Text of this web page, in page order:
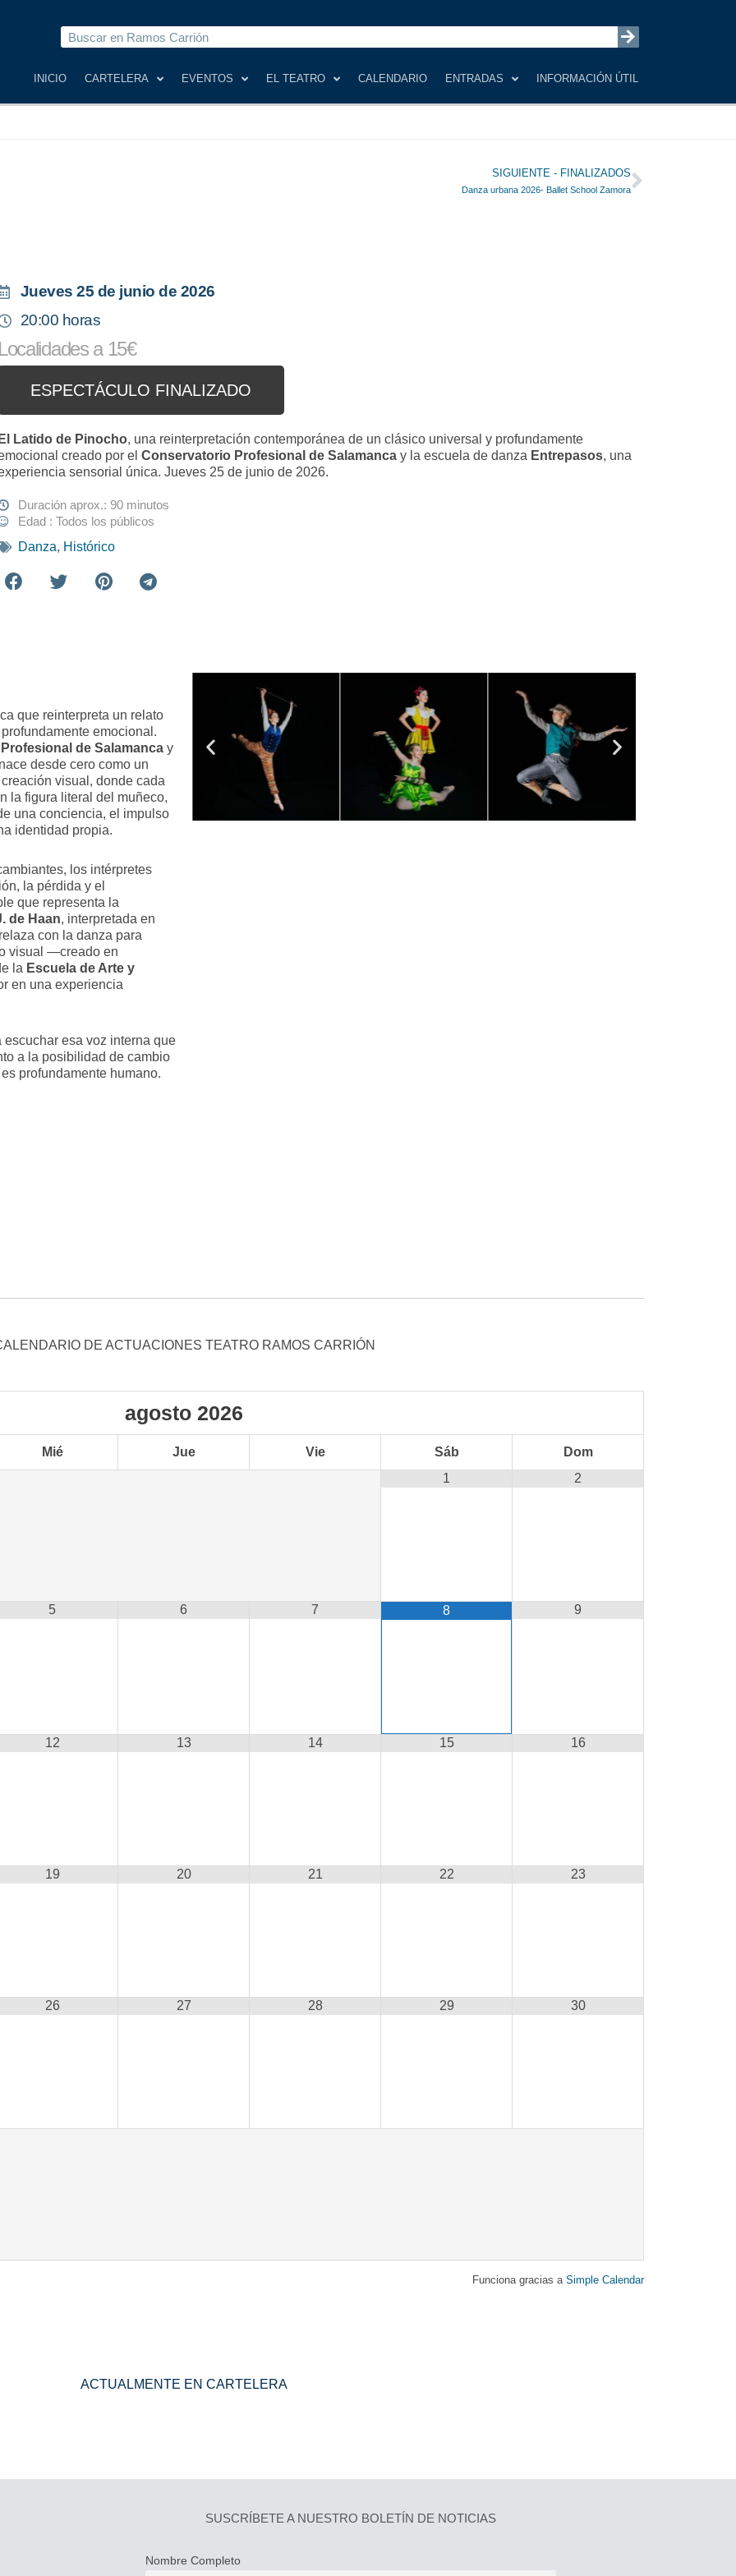
INICIO CARTELERA EVENTOS EL TEATRO CALENDARIO ENTRADAS INFORMACIÓN ÚTIL
SIGUIENTE - FINALIZADOS
Danza urbana 2026- Ballet School Zamora
Siguiente
Jueves 25 de junio de 2026
20:00 horas
Localidades a 15€
ESPECTÁCULO FINALIZADO
El Latido de Pinocho, una reinterpretación contemporánea de un clásico universal y profundamente
creado por el Conservatorio Profesional de Salamancay la escuela de danza Entrepasos, una
sensorial única. Jueves 25 de junio de 2026.
Duración aprox.: 90 minutos
Edad : Todos los públicos
Danza, Histórico
que reinterpreta un relato
emocional.
de Salamanca y
desde cero como un
visual, donde cada
la figura literal del muñeco,
una conciencia, el impulso
identidad propia.
los intérpretes
la pérdida y el
que representa la
de Haan, interpretada en
con la danza para
visual —creado en
la Escuela de Arte y
en una experiencia
esa voz interna que
a la posibilidad de cambio
profundamente humano.
DE ACTUACIONES TEATRO RAMOS CARRIÓN
agosto 2026
Mié Jue Vie Sáb
Dom
1
2
5 6 7 8 9
12 13 14 15 16
19 20 21 22 23
26 27 28 29 30
Funciona gracias a Simple Calendar
ACTUALMENTE EN CARTELERA
SUSCRÍBETE A NUESTRO BOLETÍN DE NOTICIAS
Nombre Completo